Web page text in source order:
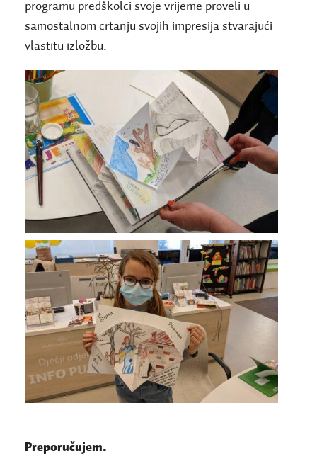
programu predškolci svoje vrijeme proveli u
samostalnom crtanju svojih impresija stvarajući
vlastitu izložbu.
Preporučujem.